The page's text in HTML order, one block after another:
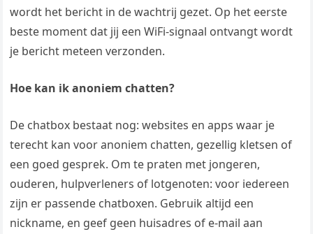
wordt het bericht in de wachtrij gezet. Op het eerste
beste moment dat jij een WiFi-signaal ontvangt wordt
je bericht meteen verzonden.
Hoe kan ik anoniem chatten?
De chatbox bestaat nog: websites en apps waar je
terecht kan voor anoniem chatten, gezellig kletsen of
een goed gesprek. Om te praten met jongeren,
ouderen, hulpverleners of lotgenoten: voor iedereen
zijn er passende chatboxen. Gebruik altijd een
nickname, en geef geen huisadres of e-mail aan